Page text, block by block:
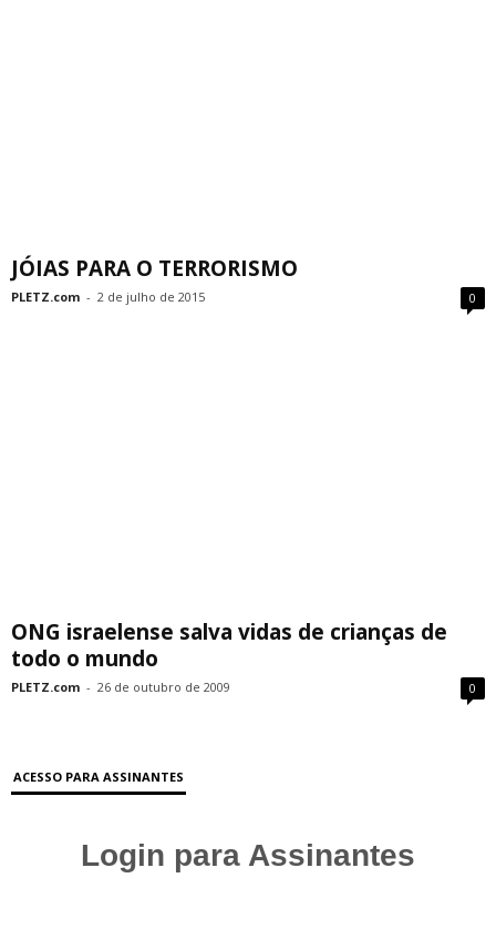
JÓIAS PARA O TERRORISMO
PLETZ.com - 2 de julho de 2015 0
ONG israelense salva vidas de crianças de
todo o mundo
PLETZ.com - 26 de outubro de 2009 0
ACESSO PARA ASSINANTES
Login para Assinantes